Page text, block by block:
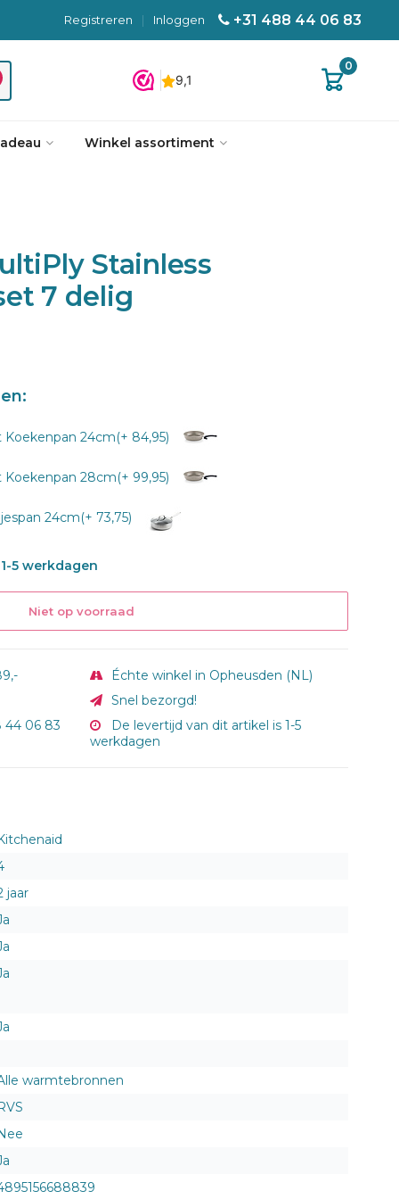
+31 488 44 06 83
Inloggen
|
Registreren
0
Winkel assortiment
Stainless
7 delig
Koekenpan 24cm(+ 84,95)
Koekenpan 28cm(+ 99,95)
24cm(+ 73,75)
5 werkdagen
Niet op voorraad
Échte winkel in Opheusden (NL)
Snel bezorgd!
44 06 83
De levertijd van dit artikel is 1-5
werkdagen
jaar
warmtebronnen